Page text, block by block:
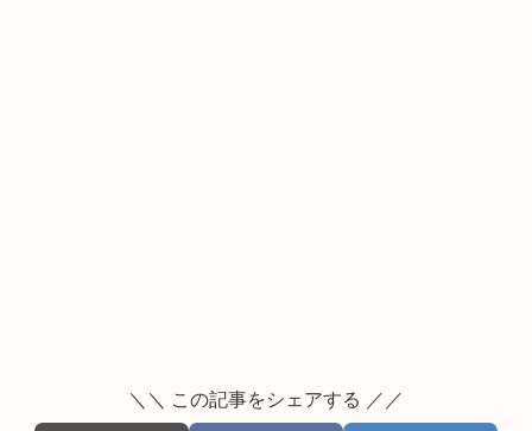
＼＼ この記事をシェアする ／／